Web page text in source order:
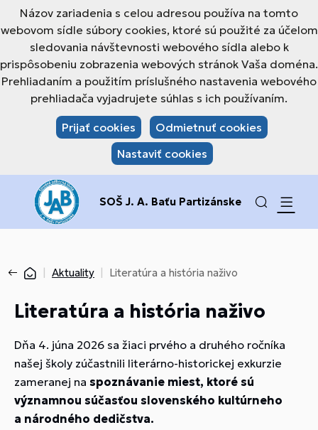
Názov zariadenia s celou adresou používa na tomto
webovom sídle súbory cookies, ktoré sú použité za účelom
sledovania návštevnosti webového sídla alebo k
prispôsobeniu zobrazenia webových stránok Vaša doména.
Prehliadaním a použitím príslušného nastavenia webového
prehliadača vyjadrujete súhlas s ich používaním.
Prijať cookies
Odmietnuť cookies
Nastaviť cookies
SOŠ J. A. Baťu Partizánske
Aktuality Literatúra a história naživo
Literatúra a história naživo
Dňa 4. júna 2026 sa žiaci prvého a druhého ročníka
našej školy zúčastnili literárno-historickej exkurzie
zameranej na spoznávanie miest, ktoré sú
významnou súčasťou slovenského kultúrneho
a národného dedičstva.